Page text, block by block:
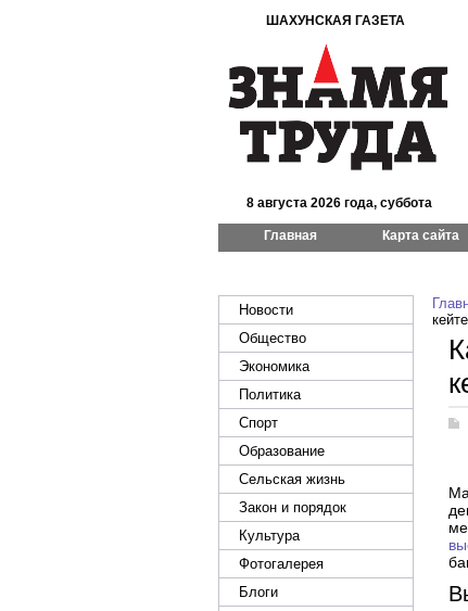
ШАХУНСКАЯ ГАЗЕТА
8 августа 2026 года, суббота
Главная Карта сайта
Новости
Общество
Экономика
Политика
Спорт
Образование
Сельская жизнь
Закон и порядок
Культура
Фотогалерея
Блоги